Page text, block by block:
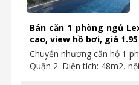
Bán căn 1 phòng ngủ
cao, view hồ bơi, giá
Chuyển nhượng căn hộ 1
Quận 2. Diện tích: 48m2,